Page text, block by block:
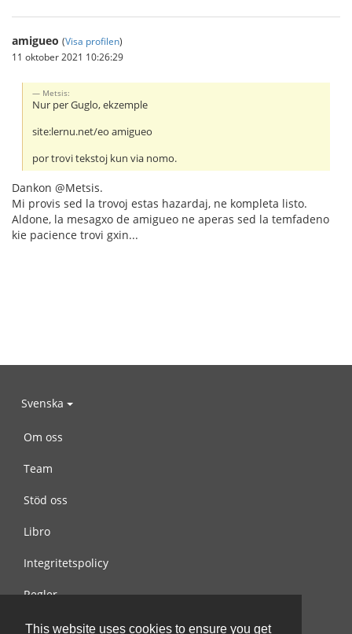
This website uses cookies to ensure you get
amigueo (Visa profilen)
11 oktober 2021 10:26:29
Metsis:
Nur per Guglo, ekzemple
site:lernu.net/eo amigueo
por trovi tekstoj kun via nomo.
Dankon @Metsis.
Mi provis sed la trovoj estas hazardaj, ne kompleta listo.
Aldone, la mesagxo de amigueo ne aperas sed la temfadeno
kie pacience trovi gxin...
Svenska
Om oss
Team
Stöd oss
Libro
Integritetspolicy
Regler
Kontakta oss